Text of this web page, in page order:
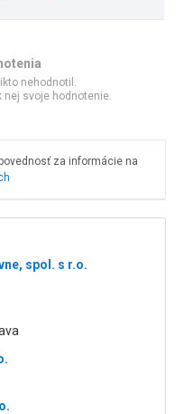
nehodnotil.
nej svoje hodnotenie.
za informácie na
spol. s r.o.